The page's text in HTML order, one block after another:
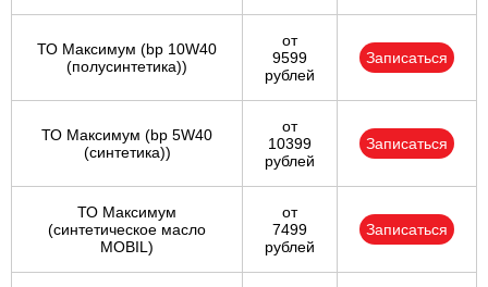
ТО Максимум (bp 10W40
(полусинтетика))
от
9599
рублей
Записаться
ТО Максимум (bp 5W40
(синтетика))
от
10399
рублей
Записаться
ТО Максимум
(cинтетическое масло
MOBIL)
от
7499
рублей
Записаться